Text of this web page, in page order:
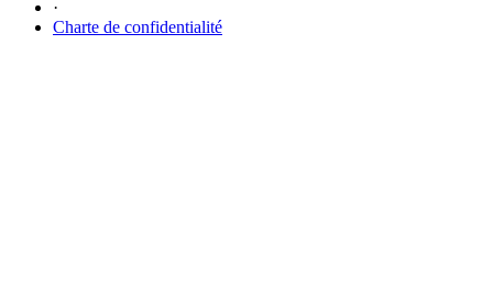
·
Charte de confidentialité